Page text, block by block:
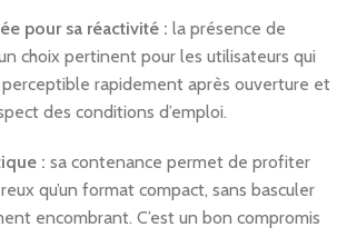
pour sa réactivité : la présence de
choix pertinent pour les utilisateurs qui
rapidement après ouverture et
des conditions d’emploi.
: sa contenance permet de profiter
qu’un format compact, sans basculer
encombrant. C’est un bon compromis